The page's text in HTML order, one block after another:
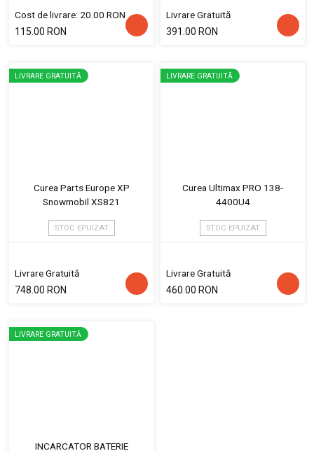
Cost de livrare: 20.00 RON
115.00 RON
Livrare Gratuită
391.00 RON
LIVRARE GRATUITĂ
Curea Parts Europe XP
Snowmobil XS821
STOC EPUIZAT
Livrare Gratuită
748.00 RON
LIVRARE GRATUITĂ
Curea Ultimax PRO 138-
4400U4
STOC EPUIZAT
Livrare Gratuită
460.00 RON
LIVRARE GRATUITĂ
INCARCATOR BATERIE